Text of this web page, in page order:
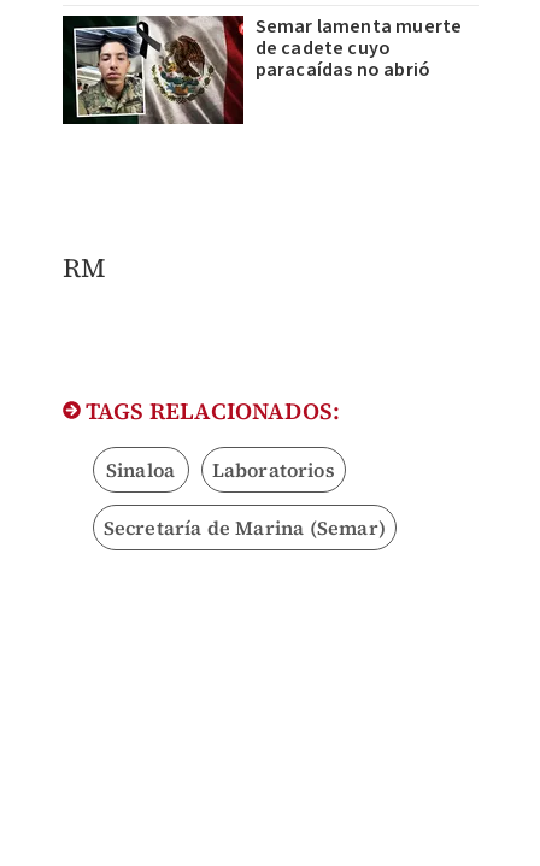
Semar lamenta muerte
de cadete cuyo
paracaídas no abrió
RM
TAGS RELACIONADOS:
Sinaloa Laboratorios
Secretaría de Marina (Semar)